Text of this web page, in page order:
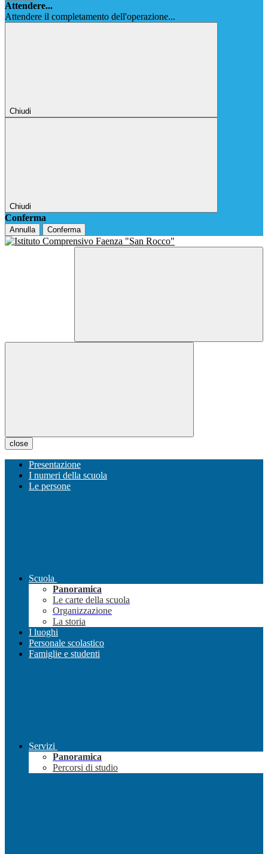
Attendere...
Attendere il completamento dell'operazione...
Chiudi
Chiudi
Conferma
Annulla Conferma
close
Presentazione
I numeri della scuola
Le persone
Scuola
Panoramica
Le carte della scuola
Organizzazione
La storia
I luoghi
Personale scolastico
Famiglie e studenti
Servizi
Panoramica
Percorsi di studio